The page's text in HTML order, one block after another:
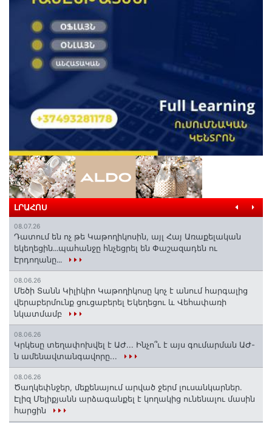
ԼՐԱՀՈՍ
08.07.26
Դատում են ոչ թե Կաթողիկոսին, այլ Հայ Առաքելական
եկեղեցին․․․պահանջը հնչեցրել են Փաշազադեն ու
Էրդողանը․․․
08.06.26
Մեծի Տանն Կիլիկիո Կաթողիկոսը կոչ է անում հարգալից
վերաբերմունք ցուցաբերել Եկեղեցու և Վեհափառի
նկատմամբ
08.06.26
Կրկեսը տեղափոխվել է ԱԺ... Ինչո՞ւ է այս գումարման ԱԺ-
ն ամենավտանգավորը...
08.06.26
Ծաղկեփնջեր, մեքենայում արված ջերմ լուսանկարներ.
Էլիզ Մելիքյանն արձագանքել է կողակից ունենալու մասին
հարցին